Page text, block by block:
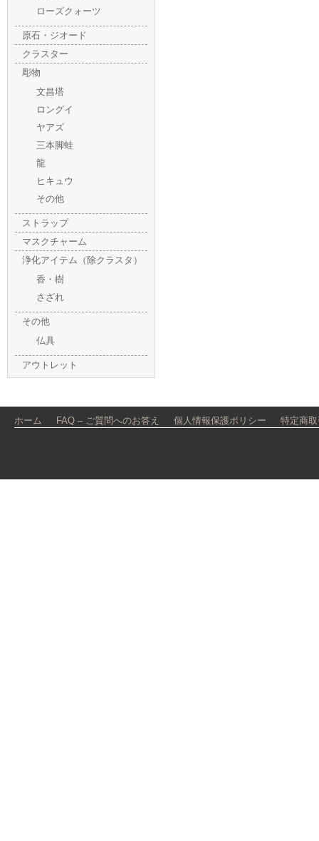
ローズクォーツ
原石・ジオード
クラスター
彫物
文昌塔
ロングイ
ヤアズ
三本脚蛙
龍
ヒキュウ
その他
ストラップ
マスクチャーム
浄化アイテム（除クラスタ）
香・樹
さざれ
その他
仏具
アウトレット
ホーム FAQ – ご質問へのお答え 個人情報保護ポリシー 特定商